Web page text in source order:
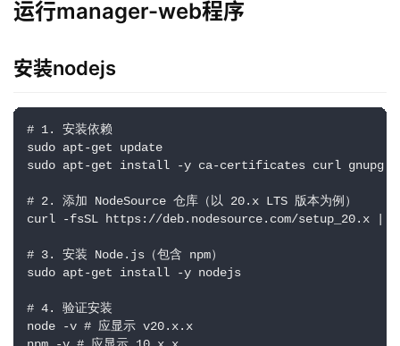
运行manager-web程序
安装nodejs
# 1. 安装依赖
sudo apt-get update
sudo apt-get install -y ca-certificates curl gnupg
# 2. 添加 NodeSource 仓库（以 20.x LTS 版本为例）
curl -fsSL https://deb.nodesource.com/setup_20.x |
# 3. 安装 Node.js（包含 npm）
sudo apt-get install -y nodejs
# 4. 验证安装
node -v # 应显示 v20.x.x